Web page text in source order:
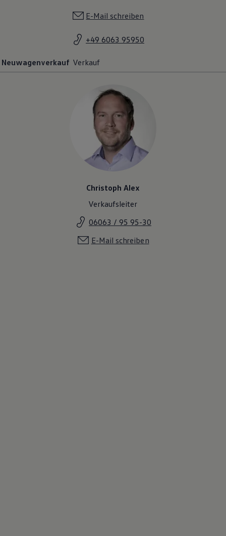
E-Mail schreiben
+49 6063 95950
Neuwagenverkauf Verkauf
Christoph Alex
Verkaufsleiter
06063 / 95 95-30
E-Mail schreiben